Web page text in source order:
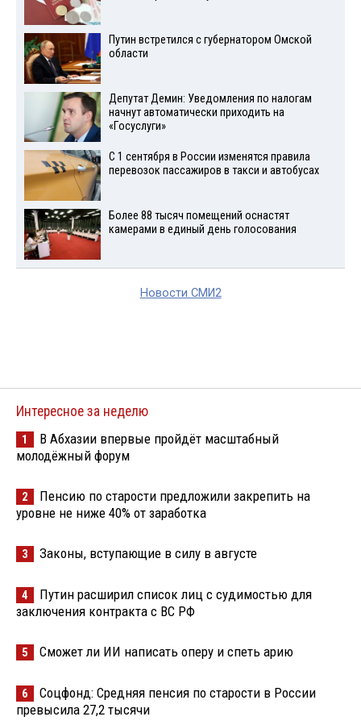
Путин встретился с губернатором Омской
области
Депутат Демин: Уведомления по налогам
начнут автоматически приходить на
«Госуслуги»
С 1 сентября в России изменятся правила
перевозок пассажиров в такси и автобусах
Более 88 тысяч помещений оснастят
камерами в единый день голосования
Новости СМИ2
Интересное за неделю
1
В Абхазии впервые пройдёт масштабный
молодёжный форум
2
Пенсию по старости предложили закрепить на
уровне не ниже 40% от заработка
3 Законы, вступающие в силу в августе
4
Путин расширил список лиц с судимостью для
заключения контракта с ВС РФ
5 Сможет ли ИИ написать оперу и спеть арию
6
Соцфонд: Средняя пенсия по старости в России
превысила 27,2 тысячи